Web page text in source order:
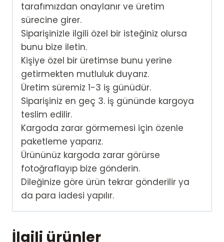
tarafımızdan onaylanır ve üretim
sürecine girer.
Siparişinizle ilgili özel bir isteğiniz olursa
bunu bize iletin.
Kişiye özel bir üretimse bunu yerine
getirmekten mutluluk duyarız.
Üretim süremiz 1-3 iş günüdür.
Siparişiniz en geç 3. iş gününde kargoya
teslim edilir.
Kargoda zarar görmemesi için özenle
paketleme yaparız.
Ürününüz kargoda zarar görürse
fotoğraflayıp bize gönderin.
Dileğinize göre ürün tekrar gönderilir ya
da para iadesi yapılır.
İlgili ürünler